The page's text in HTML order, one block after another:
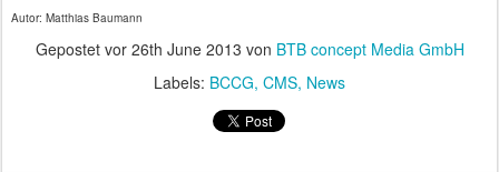
Autor: Matthias Baumann
Gepostet vor 26th June 2013 von BTB concept Media GmbH
Labels: BCCG CMS News